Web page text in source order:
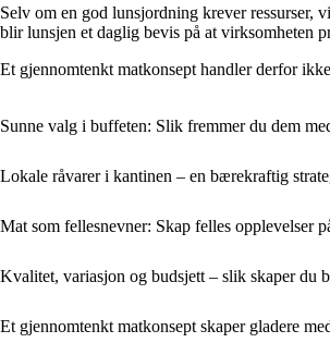
Selv om en god lunsjordning krever ressurser,
blir lunsjen et daglig bevis på at virksomheten
Et gjennomtenkt matkonsept handler derfor
Sunne valg i buffeten: Slik fremmer du dem
Lokale råvarer i kantinen – en bærekraftig
Mat som fellesnevner: Skap felles opplevelser
Kvalitet, variasjon og budsjett – slik skaper du
Et gjennomtenkt matkonsept skaper gladere